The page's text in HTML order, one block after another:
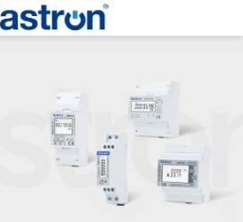
tro